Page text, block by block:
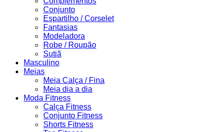
Conjunto
Espartilho / Corselet
Fantasias
Modeladora
Robe / Roupão
Sutiã
Masculino
Meias
Meia Calça / Fina
Meia dia a dia
Moda Fitness
Calça Fitness
Conjunto Fitness
Shorts Fitness